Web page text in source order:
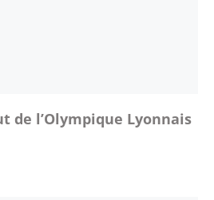
de l’Olympique Lyonnais